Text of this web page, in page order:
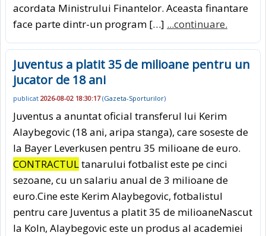
acordata Ministrului Finantelor. Aceasta finantare
face parte dintr-un program […] ...continuare.
Juventus a platit 35 de milioane pentru un
jucator de 18 ani
publicat 2026-08-02 18:30:17(Gazeta-Sporturilor)
Juventus a anuntat oficial transferul lui Kerim
Alaybegovic (18 ani, aripa stanga), care soseste de
la Bayer Leverkusen pentru 35 milioane de euro.
CONTRACTULtanarului fotbalist este pe cinci
sezoane, cu un salariu anual de 3 milioane de
euro.Cine este Kerim Alaybegovic, fotbalistul
pentru care Juventus a platit 35 de milioaneNascut
la Koln, Alaybegovic este un produs al academiei